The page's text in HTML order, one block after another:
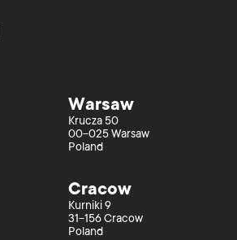
Warsaw
Krucza 50
00-025 Warsaw
Poland
Cracow
Kurniki 9
31-156 Cracow
Poland